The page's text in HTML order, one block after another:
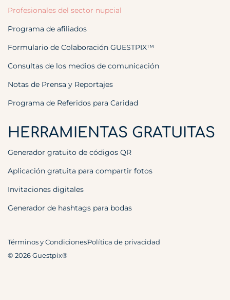
Profesionales del sector nupcial
Programa de afiliados
Formulario de Colaboración GUESTPIX™
Consultas de los medios de comunicación
Notas de Prensa y Reportajes
Programa de Referidos para Caridad
HERRAMIENTAS GRATUITAS
Generador gratuito de códigos QR
Aplicación gratuita para compartir fotos
Invitaciones digitales
Generador de hashtags para bodas
© 2026 Guestpix®
Términos y CondicionesPolítica de privacidad